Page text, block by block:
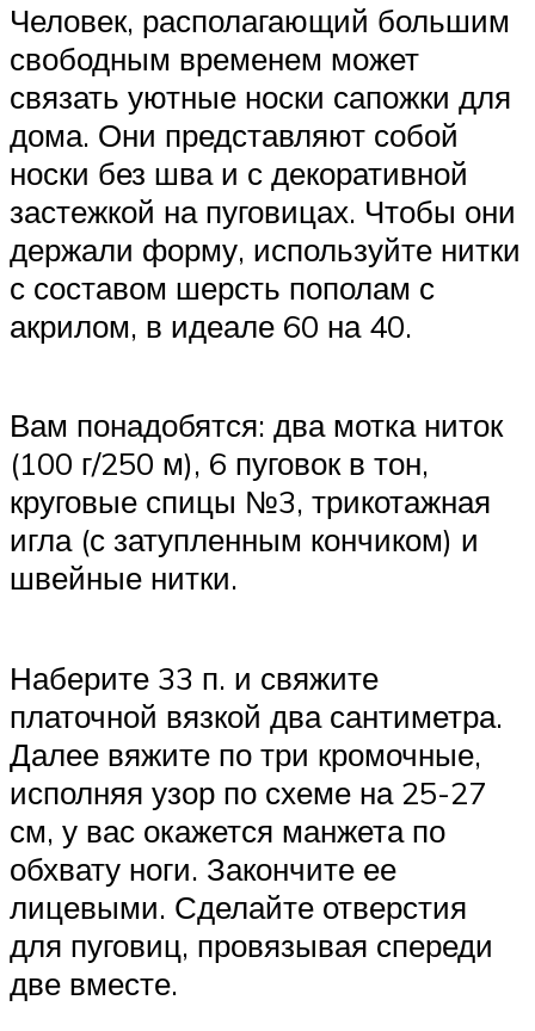
Человек, располагающий большим
свободным временем может
связать уютные носки сапожки для
дома. Они представляют собой
носки без шва и с декоративной
застежкой на пуговицах. Чтобы они
держали форму, используйте нитки
с составом шерсть пополам с
акрилом, в идеале 60 на 40.
Вам понадобятся: два мотка ниток
(100 г/250 м), 6 пуговок в тон,
круговые спицы №3, трикотажная
игла (с затупленным кончиком) и
швейные нитки.
Наберите 33 п. и свяжите
платочной вязкой два сантиметра.
Далее вяжите по три кромочные,
исполняя узор по схеме на 25-27
см, у вас окажется манжета по
обхвату ноги. Закончите ее
лицевыми. Сделайте отверстия
для пуговиц, провязывая спереди
две вместе.